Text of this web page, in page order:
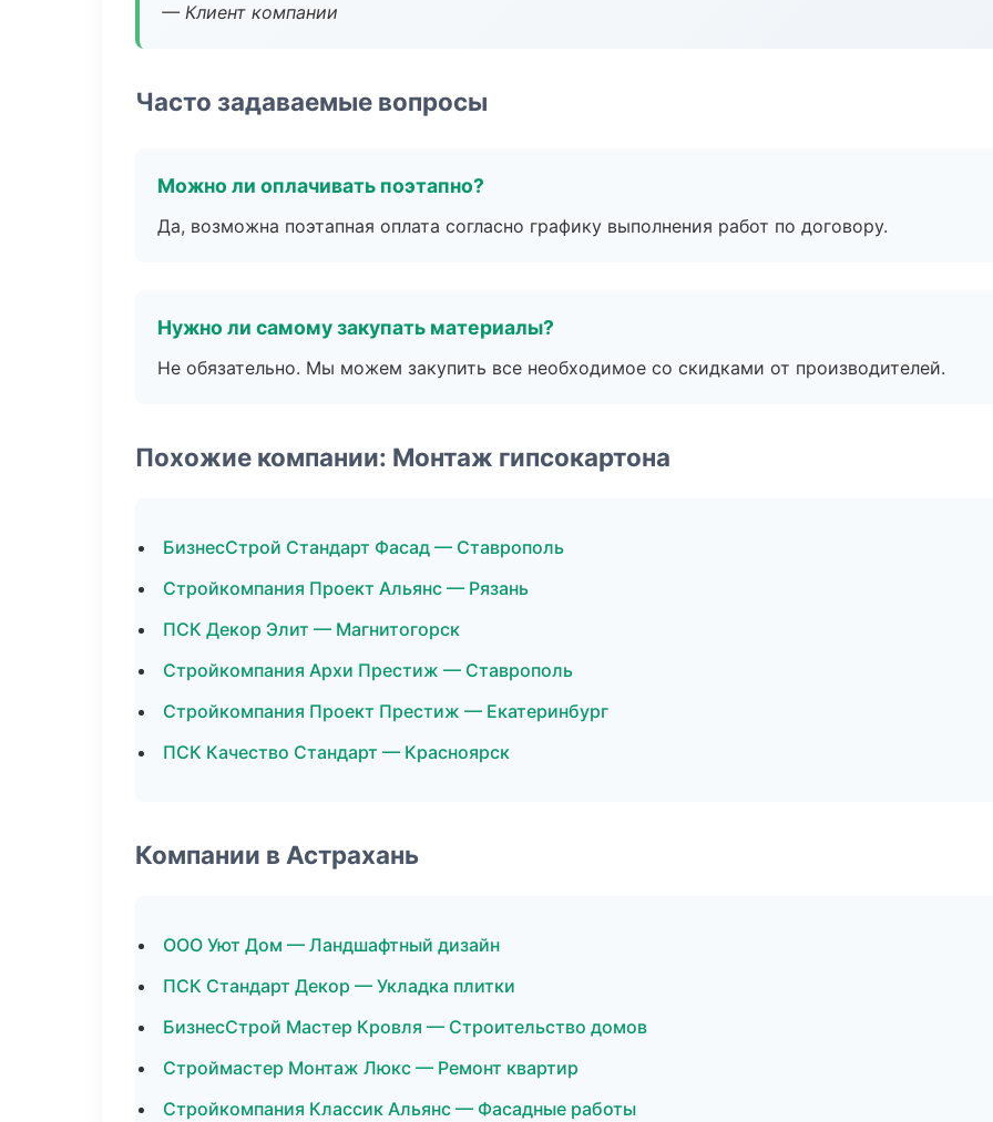
— Клиент компании
Часто задаваемые вопросы
Можно ли оплачивать поэтапно?
Да, возможна поэтапная оплата согласно графику выполнения работ по договору.
Нужно ли самому закупать материалы?
Не обязательно. Мы можем закупить все необходимое со скидками от производителей.
Похожие компании: Монтаж гипсокартона
БизнесСтрой Стандарт Фасад — Ставрополь
Стройкомпания Проект Альянс — Рязань
ПСК Декор Элит — Магнитогорск
Стройкомпания Архи Престиж — Ставрополь
Стройкомпания Проект Престиж — Екатеринбург
ПСК Качество Стандарт — Красноярск
Компании в Астрахань
ООО Уют Дом — Ландшафтный дизайн
ПСК Стандарт Декор — Укладка плитки
БизнесСтрой Мастер Кровля — Строительство домов
Строймастер Монтаж Люкс — Ремонт квартир
Стройкомпания Классик Альянс — Фасадные работы